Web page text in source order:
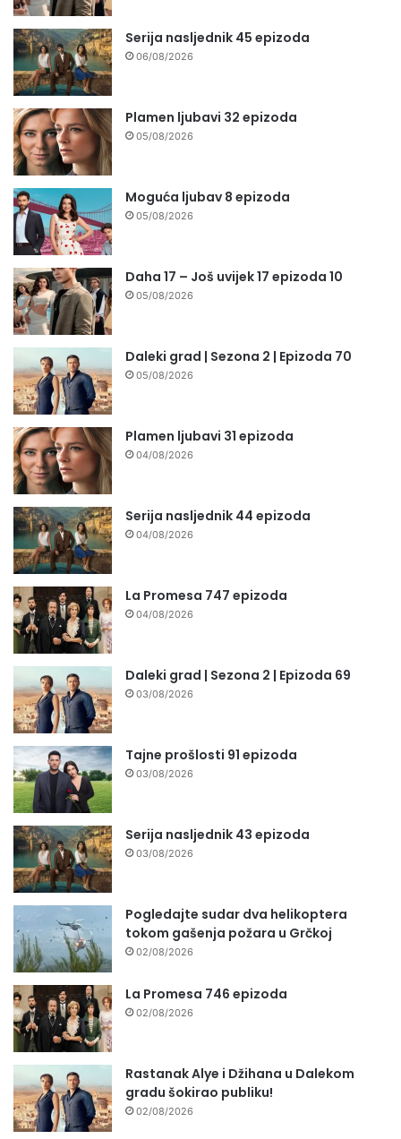
Serija nasljednik 45 epizoda
06/08/2026
Plamen ljubavi 32 epizoda
05/08/2026
Moguća ljubav 8 epizoda
05/08/2026
Daha 17 – Još uvijek 17 epizoda 10
05/08/2026
Daleki grad | Sezona 2 | Epizoda 70
05/08/2026
Plamen ljubavi 31 epizoda
04/08/2026
Serija nasljednik 44 epizoda
04/08/2026
La Promesa 747 epizoda
04/08/2026
Daleki grad | Sezona 2 | Epizoda 69
03/08/2026
Tajne prošlosti 91 epizoda
03/08/2026
Serija nasljednik 43 epizoda
03/08/2026
Pogledajte sudar dva helikoptera
tokom gašenja požara u Grčkoj
02/08/2026
La Promesa 746 epizoda
02/08/2026
Rastanak Alye i Džihana u Dalekom
gradu šokirao publiku!
02/08/2026